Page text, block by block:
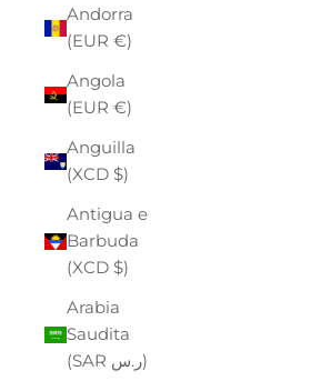
Andorra
(EUR €)
Angola
(EUR €)
Anguilla
(XCD $)
Antigua e
Barbuda
(XCD $)
Arabia
Saudita
(SAR ر.س)